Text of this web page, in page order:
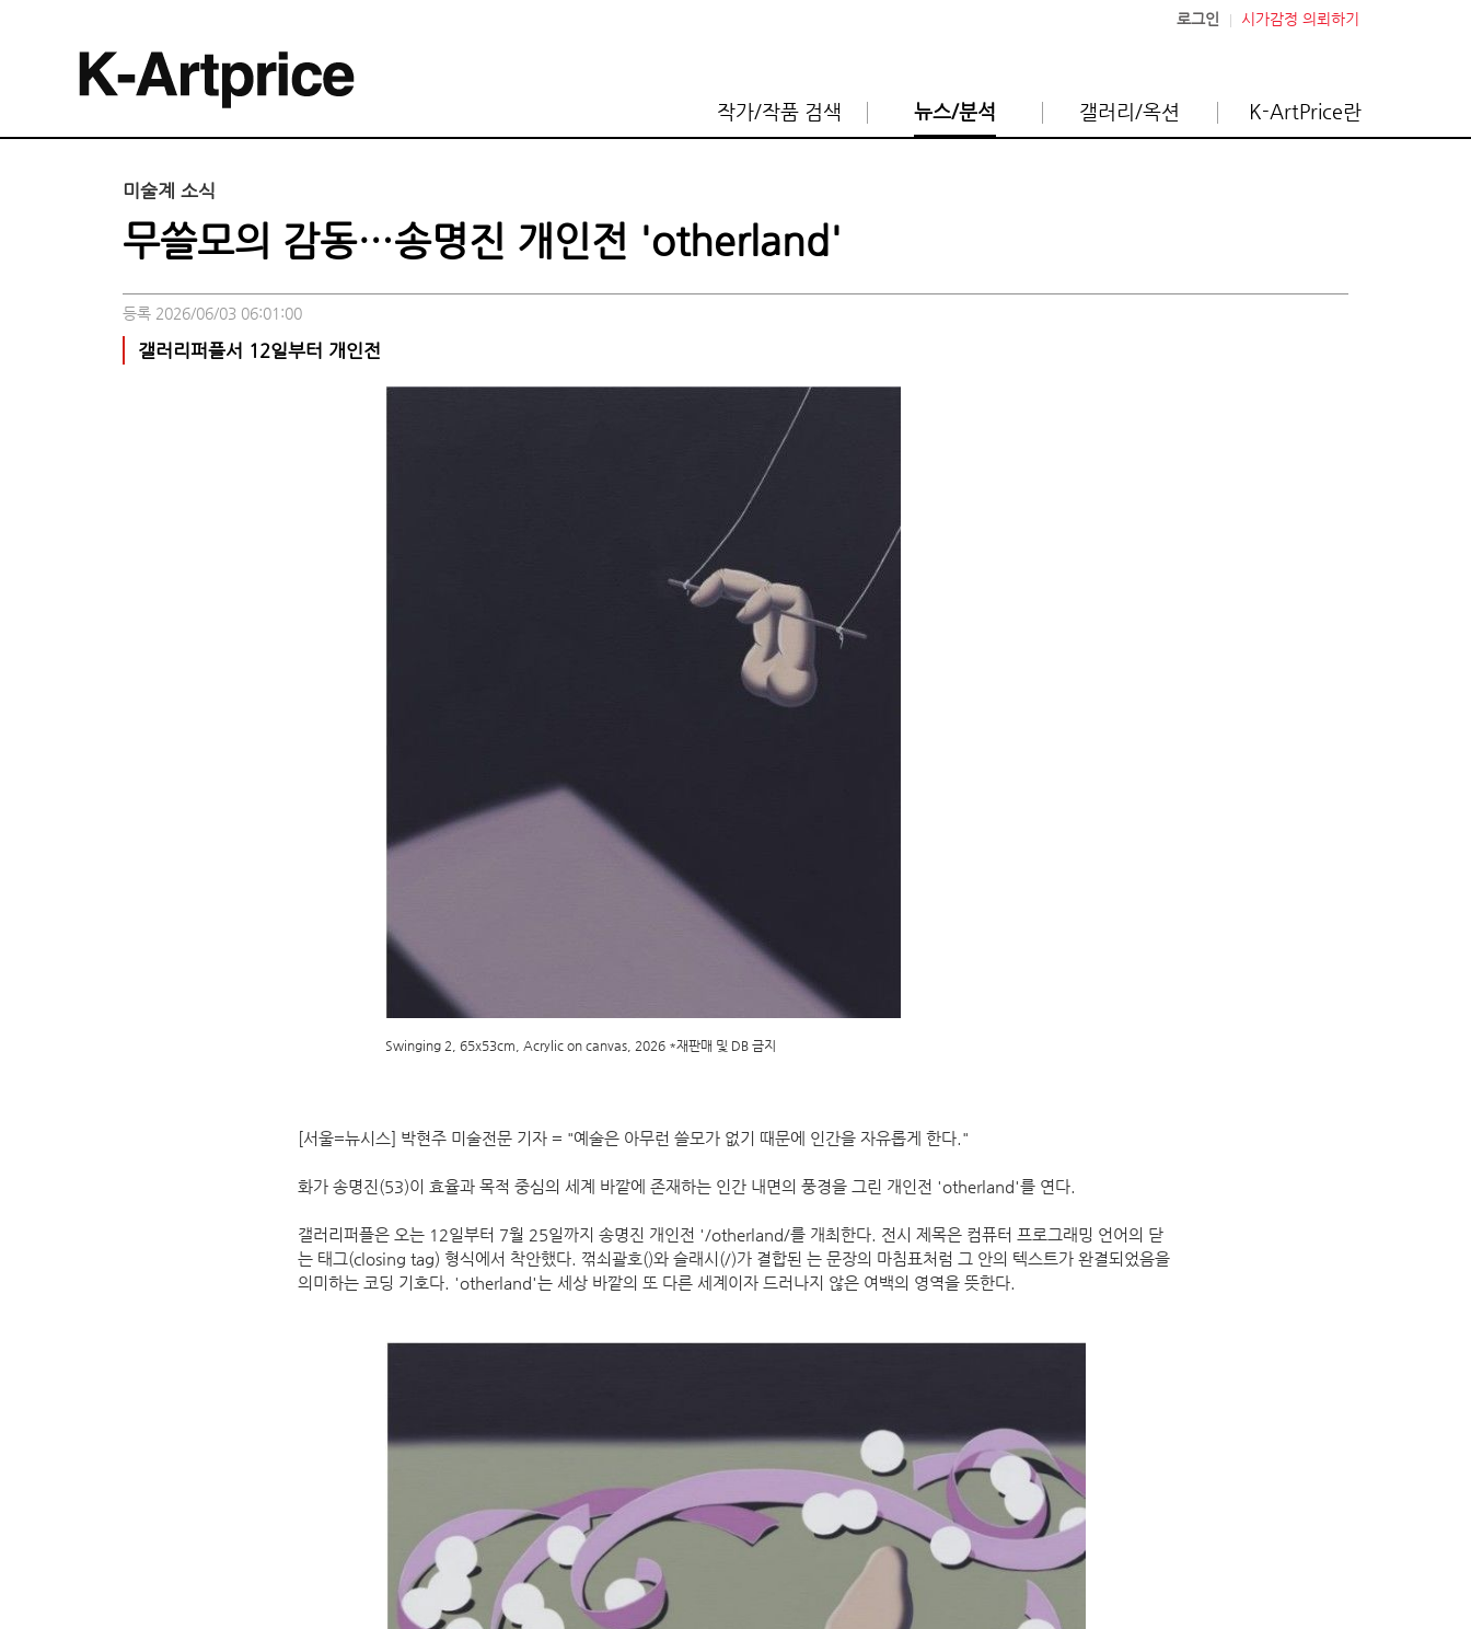
시가감정 의뢰하기
로그인
작가/작품 검색 뉴스/분석 갤러리/옥션 K-ArtPrice란
미술계 소식
무쓸모의 감동…송명진 개인전 'otherland'
등록 2026/06/03 06:01:00
갤러리퍼플서 12일부터 개인전
Swinging 2, 65x53cm, Acrylic on canvas, 2026 *재판매 및 DB 금지
[서울=뉴시스] 박현주 미술전문 기자 = "예술은 아무런 쓸모가 없기 때문에 인간을 자유롭게 한다."
화가 송명진(53)이 효율과 목적 중심의 세계 바깥에 존재하는 인간 내면의 풍경을 그린 개인전 'otherland'를 연다.
갤러리퍼플은 오는 12일부터 7월 25일까지 송명진 개인전 '/otherland/를 개최한다. 전시 제목은 컴퓨터 프로그래밍 언어의 닫
는 태그(closing tag) 형식에서 착안했다. 꺾쇠괄호()와 슬래시(/)가 결합된 는 문장의 마침표처럼 그 안의 텍스트가 완결되었음을
의미하는 코딩 기호다. 'otherland'는 세상 바깥의 또 다른 세계이자 드러나지 않은 여백의 영역을 뜻한다.